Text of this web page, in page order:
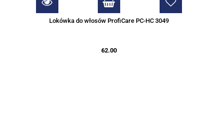
Lokówka do włosów ProfiCare PC-HC 3049
62.00